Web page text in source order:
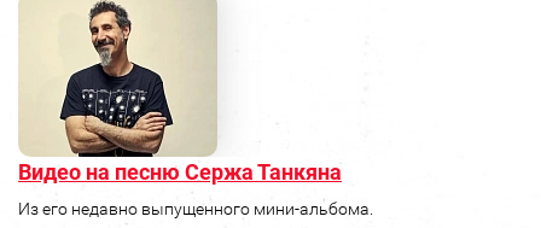
Видео на песню Сержа Танкяна
Из его недавно выпущенного мини-альбома.